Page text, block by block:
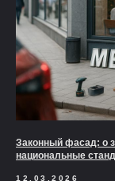
Законный фасад: о
национальные
12.03.2026